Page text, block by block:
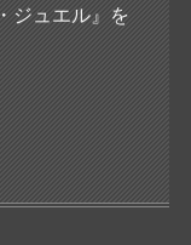
ジュエル』を